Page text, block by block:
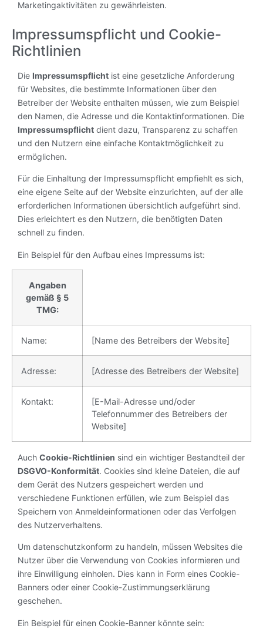
Marketingaktivitäten zu gewährleisten.
Impressumspflicht und Cookie-
Richtlinien
Die Impressumspflicht ist eine gesetzliche Anforderung
für Websites, die bestimmte Informationen über den
Betreiber der Website enthalten müssen, wie zum Beispiel
den Namen, die Adresse und die Kontaktinformationen. Die
Impressumspflicht dient dazu, Transparenz zu schaffen
und den Nutzern eine einfache Kontaktmöglichkeit zu
ermöglichen.
Für die Einhaltung der Impressumspflicht empfiehlt es sich,
eine eigene Seite auf der Website einzurichten, auf der alle
erforderlichen Informationen übersichtlich aufgeführt sind.
Dies erleichtert es den Nutzern, die benötigten Daten
schnell zu finden.
Ein Beispiel für den Aufbau eines Impressums ist:
Angaben
gemäß § 5
TMG:
Name: [Name des Betreibers der Website]
Adresse: [Adresse des Betreibers der Website]
Kontakt:
[E-Mail-Adresse und/oder
Telefonnummer des Betreibers der
Website]
Auch Cookie-Richtlinien sind ein wichtiger Bestandteil der
DSGVO-Konformität. Cookies sind kleine Dateien, die auf
dem Gerät des Nutzers gespeichert werden und
verschiedene Funktionen erfüllen, wie zum Beispiel das
Speichern von Anmeldeinformationen oder das Verfolgen
des Nutzerverhaltens.
Um datenschutzkonform zu handeln, müssen Websites die
Nutzer über die Verwendung von Cookies informieren und
ihre Einwilligung einholen. Dies kann in Form eines Cookie-
Banners oder einer Cookie-Zustimmungserklärung
geschehen.
Ein Beispiel für einen Cookie-Banner könnte sein: